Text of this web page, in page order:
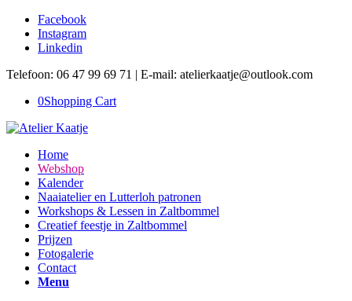
Facebook
Instagram
Linkedin
Telefoon: 06 47 99 69 71 | E-mail: atelierkaatje@outlook.com
0Shopping Cart
Home
Webshop
Kalender
Naaiatelier en Lutterloh patronen
Workshops & Lessen in Zaltbommel
Creatief feestje in Zaltbommel
Prijzen
Fotogalerie
Contact
Menu